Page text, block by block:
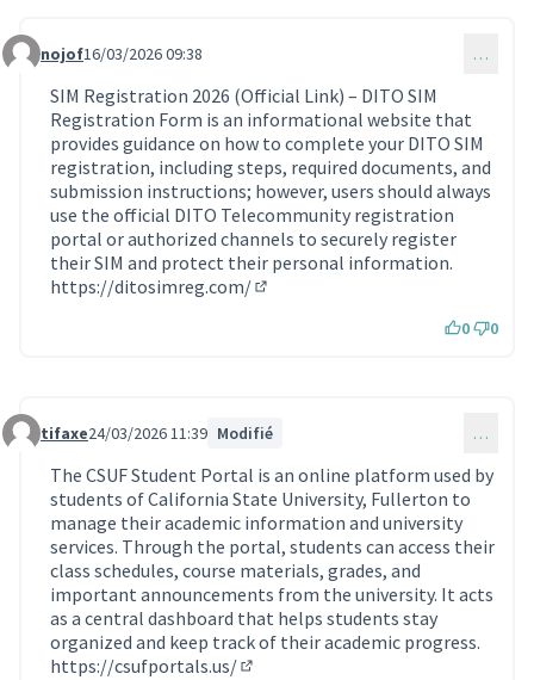
Commentaire 2194
nojof16/03/2026 09:38 …
SIM Registration 2026 (Official Link) – DITO SIM
Registration Form is an informational website that
provides guidance on how to complete your DITO SIM
registration, including steps, required documents, and
submission instructions; however, users should always
use the official DITO Telecommunity registration
portal or authorized channels to securely register
their SIM and protect their personal information.
https://ditosimreg.com/
0 0
Commentaire 2211
tifaxe24/03/2026 11:39 Modifié …
The CSUF Student Portal is an online platform used by
students of California State University, Fullerton to
manage their academic information and university
services. Through the portal, students can access their
class schedules, course materials, grades, and
important announcements from the university. It acts
as a central dashboard that helps students stay
organized and keep track of their academic progress.
https://csufportals.us/